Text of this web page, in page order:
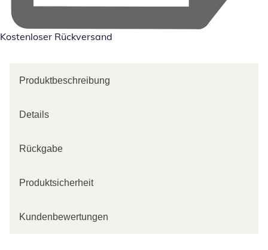
Kostenloser Rückversand
Produktbeschreibung
Details
Rückgabe
Produktsicherheit
Kundenbewertungen